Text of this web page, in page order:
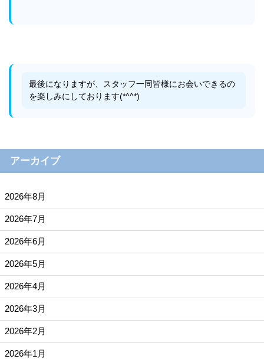
最後になりますが、スタッフ一同皆様にお会いできるの
を楽しみにしております(*^^*)
アーカイブ
2026年8月
2026年7月
2026年6月
2026年5月
2026年4月
2026年3月
2026年2月
2026年1月